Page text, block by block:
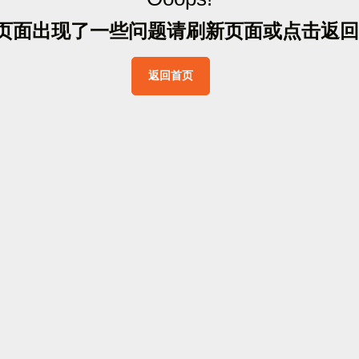
面出现了一些问题请刷新页面或点击返 回
返回首页